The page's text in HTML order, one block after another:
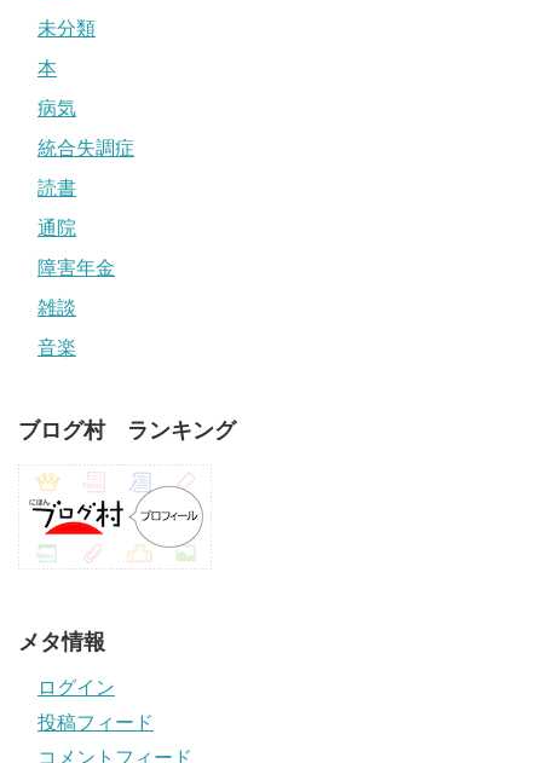
未分類
本
病気
統合失調症
読書
通院
障害年金
雑談
音楽
ブログ村 ランキング
メタ情報
ログイン
投稿フィード
コメントフィード